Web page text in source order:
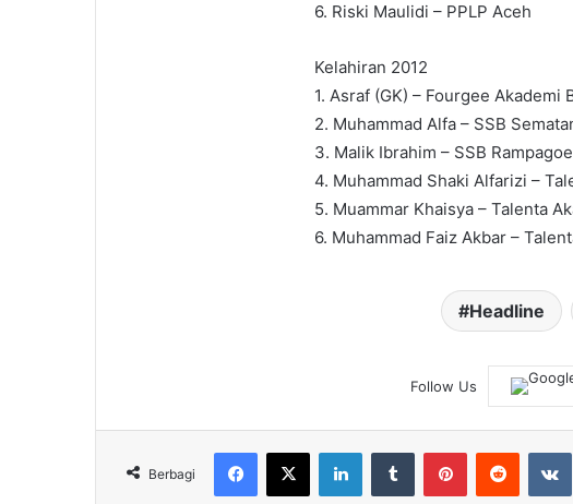
6. Riski Maulidi – PPLP Aceh
Kelahiran 2012
1. Asraf (GK) – Fourgee Akademi
2. Muhammad Alfa – SSB
3. Malik Ibrahim – SSB
4. Muhammad Shaki Alfarizi –
5. Muammar Khaisya – Talenta
6. Muhammad Faiz Akbar –
Headline
Follow Us
Berbagi
Facebook
X LinkedInTumblr PinterestReddit